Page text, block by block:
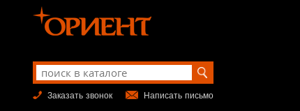
Заказать звонок Написать письмо